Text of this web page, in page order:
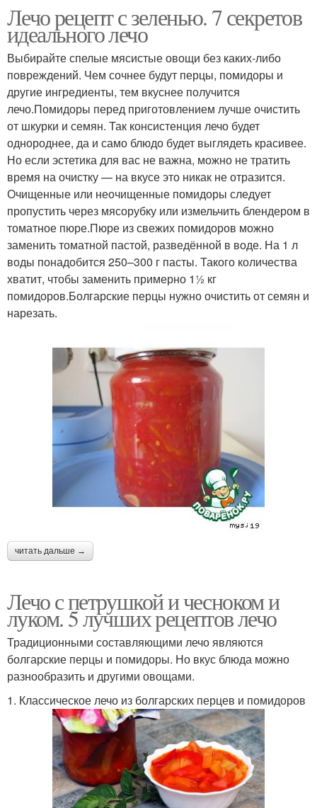
Лечо рецепт с зеленью. 7 секретов
идеального лечо
Выбирайте спелые мясистые овощи без каких-либо
повреждений. Чем сочнее будут перцы, помидоры и
другие ингредиенты, тем вкуснее получится
лечо.Помидоры перед приготовлением лучше очистить
от шкурки и семян. Так консистенция лечо будет
однороднее, да и само блюдо будет выглядеть красивее.
Но если эстетика для вас не важна, можно не тратить
время на очистку — на вкусе это никак не отразится.
Очищенные или неочищенные помидоры следует
пропустить через мясорубку или измельчить блендером в
томатное пюре.Пюре из свежих помидоров можно
заменить томатной пастой, разведённой в воде. На 1 л
воды понадобится 250–300 г пасты. Такого количества
хватит, чтобы заменить примерно 1½ кг
помидоров.Болгарские перцы нужно очистить от семян и
нарезать.
читать дальше →
Лечо с петрушкой и чесноком и
луком. 5 лучших рецептов лечо
Традиционными составляющими лечо являются
болгарские перцы и помидоры. Но вкус блюда можно
разнообразить и другими овощами.
1. Классическое лечо из болгарских перцев и помидоров